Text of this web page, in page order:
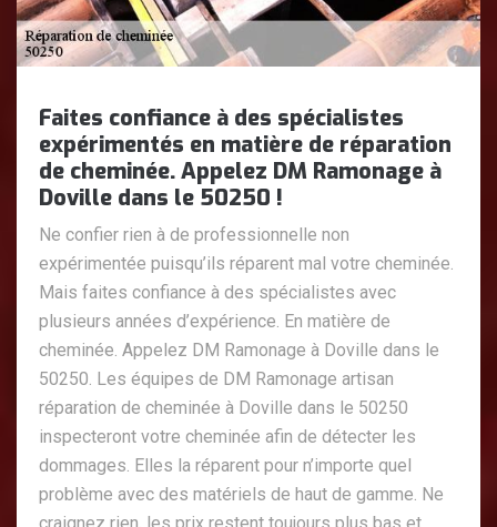
Faites confiance à des spécialistes
expérimentés en matière de réparation
de cheminée. Appelez DM Ramonage à
Doville dans le 50250 !
Ne confier rien à de professionnelle non
expérimentée puisqu’ils réparent mal votre cheminée.
Mais faites confiance à des spécialistes avec
plusieurs années d’expérience. En matière de
cheminée. Appelez DM Ramonage à Doville dans le
50250. Les équipes de DM Ramonage artisan
réparation de cheminée à Doville dans le 50250
inspecteront votre cheminée afin de détecter les
dommages. Elles la réparent pour n’importe quel
problème avec des matériels de haut de gamme. Ne